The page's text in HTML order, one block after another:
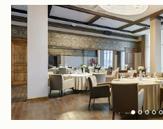
возможности для
свежем воздухе.